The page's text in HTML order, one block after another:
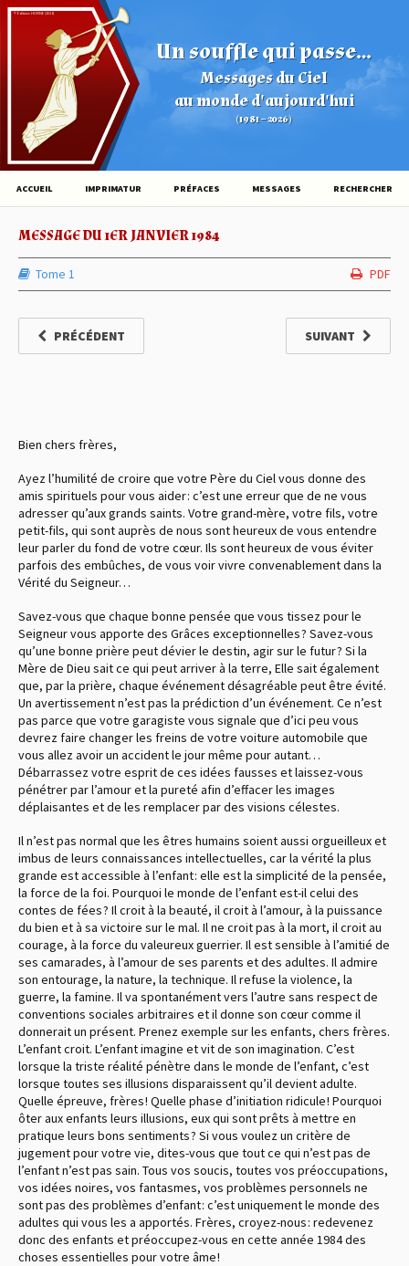
Un souffle qui passe...
Messages du Ciel
au monde d'aujourd'hui
(1981 – 2026)
© Éditions HOVINE (2026)
ACCUEIL IMPRIMATUR PRÉFACES MESSAGES RECHERCHER
MESSAGE DU 1ER JANVIER 1984
Tome 1 PDF
PRÉCÉDENT SUIVANT
Bien chers frères,
Ayez l’humilité de croire que votre Père du Ciel vous donne des
amis spirituels pour vous aider : c’est une erreur que de ne vous
adresser qu’aux grands saints. Votre grand-mère, votre fils, votre
petit-fils, qui sont auprès de nous sont heureux de vous entendre
leur parler du fond de votre cœur. Ils sont heureux de vous éviter
parfois des embûches, de vous voir vivre convenablement dans la
Vérité du Seigneur…
Savez-vous que chaque bonne pensée que vous tissez pour le
Seigneur vous apporte des Grâces exceptionnelles ? Savez-vous
qu’une bonne prière peut dévier le destin, agir sur le futur ? Si la
Mère de Dieu sait ce qui peut arriver à la terre, Elle sait également
que, par la prière, chaque événement désagréable peut être évité.
Un avertissement n’est pas la prédiction d’un événement. Ce n’est
pas parce que votre garagiste vous signale que d’ici peu vous
devrez faire changer les freins de votre voiture automobile que
vous allez avoir un accident le jour même pour autant…
Débarrassez votre esprit de ces idées fausses et laissez-vous
pénétrer par l’amour et la pureté afin d’effacer les images
déplaisantes et de les remplacer par des visions célestes.
Il n’est pas normal que les êtres humains soient aussi orgueilleux et
imbus de leurs connaissances intellectuelles, car la vérité la plus
grande est accessible à l’enfant : elle est la simplicité de la pensée,
la force de la foi. Pourquoi le monde de l’enfant est-il celui des
contes de fées ? Il croit à la beauté, il croit à l’amour, à la puissance
du bien et à sa victoire sur le mal. Il ne croit pas à la mort, il croit au
courage, à la force du valeureux guerrier. Il est sensible à l’amitié de
ses camarades, à l’amour de ses parents et des adultes. Il admire
son entourage, la nature, la technique. Il refuse la violence, la
guerre, la famine. Il va spontanément vers l’autre sans respect de
conventions sociales arbitraires et il donne son cœur comme il
donnerait un présent. Prenez exemple sur les enfants, chers frères.
L’enfant croit. L’enfant imagine et vit de son imagination. C’est
lorsque la triste réalité pénètre dans le monde de l’enfant, c’est
lorsque toutes ses illusions disparaissent qu’il devient adulte.
Quelle épreuve, frères ! Quelle phase d’initiation ridicule ! Pourquoi
ôter aux enfants leurs illusions, eux qui sont prêts à mettre en
pratique leurs bons sentiments ? Si vous voulez un critère de
jugement pour votre vie, dites-vous que tout ce qui n’est pas de
l’enfant n’est pas sain. Tous vos soucis, toutes vos préoccupations,
vos idées noires, vos fantasmes, vos problèmes personnels ne
sont pas des problèmes d’enfant : c’est uniquement le monde des
adultes qui vous les a apportés. Frères, croyez-nous : redevenez
donc des enfants et préoccupez-vous en cette année 1984 des
choses essentielles pour votre âme !